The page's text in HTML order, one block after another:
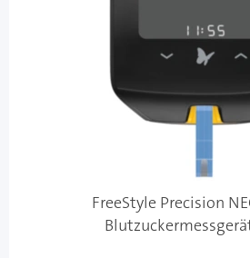
FreeStyle Precision